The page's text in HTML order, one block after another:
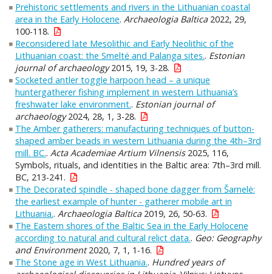
Prehistoric settlements and rivers in the Lithuanian coastal
area in the Early Holocene. Archaeologia Baltica2022, 29,
100-118.
Reconsidered late Mesolithic and Early Neolithic of the
Lithuanian coast: the Smeltė and Palanga sites.. Estonian
journal of archaeology2015, 19, 3-28.
Socketed antler toggle harpoon head – a unique
huntergatherer fishing implement in western Lithuania’s
freshwater lake environment.. Estonian journal of
archaeology2024, 28, 1, 3-28.
The Amber gatherers: manufacturing techniques of button-
shaped amber beads in western Lithuania during the 4th–3rd
mill. BC.. Acta Academiae Artium Vilnensis2025, 116,
Symbols, rituals, and identities in the Baltic area: 7th–3rd mill.
BC, 213-241.
The Decorated spindle - shaped bone dagger from Šarnelė:
the earliest example of hunter - gatherer mobile art in
Lithuania.. Archaeologia Baltica2019, 26, 50-63.
The Eastern shores of the Baltic Sea in the Early Holocene
according to natural and cultural relict data.. Geo: Geography
and Environment2020, 7, 1, 1-16.
The Stone age in West Lithuania.. Hundred years of